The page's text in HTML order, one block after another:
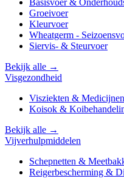
Basisvoer &
Groeivoer
Kleurvoer
Wheatgerm -
Siervis- & Steurvoer
Bekijk alle →
Visgezondheid
Visziekten & Medicijnen
Koisok &
Bekijk alle →
Vijverhulpmiddelen
Schepnetten &
Reigerbescherming &